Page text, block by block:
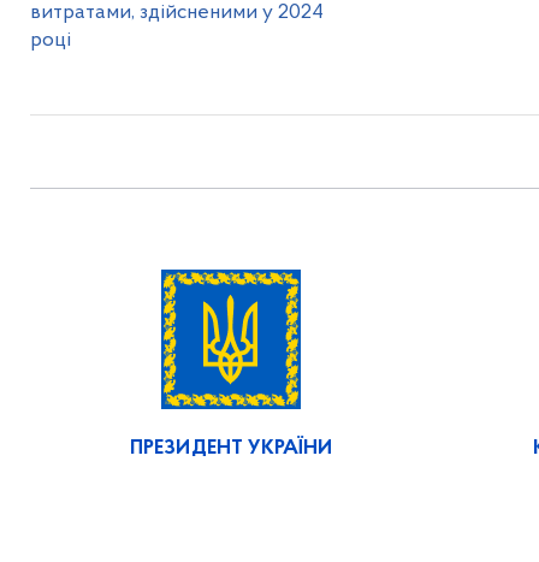
витратами, здійсненими у 2024
році
ПРЕЗИДЕНТ УКРАЇНИ